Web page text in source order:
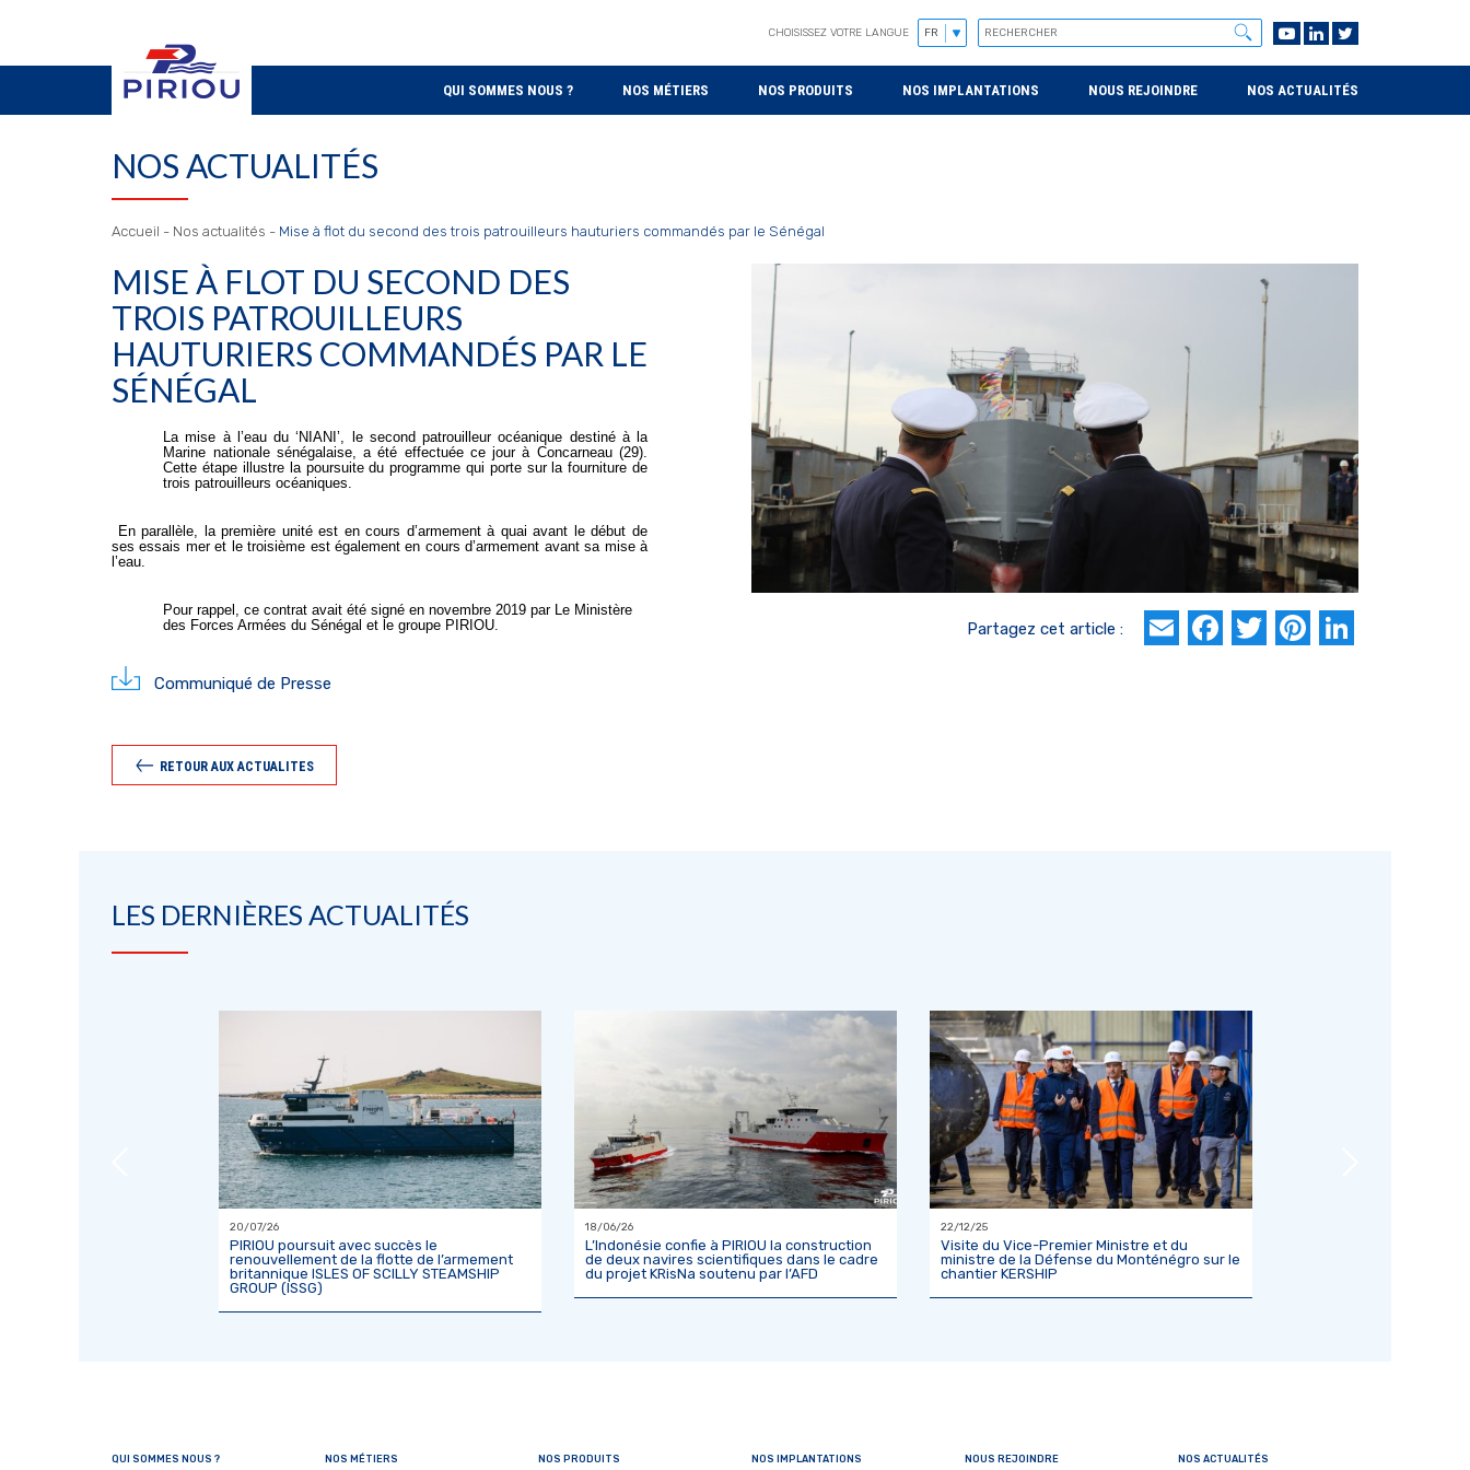
CHOISISSEZ VOTRE LANGUE
QUI SOMMES NOUS ? NOS MÉTIERS NOS PRODUITS NOS IMPLANTATIONS NOUS REJOINDRE NOS ACTUALITÉS
NOS ACTUALITÉS
Accueil - Nos actualités - Mise à flot du second des trois patrouilleurs hauturiers commandés par le Sénégal
Partagez cet article : EmailFacebook
TwitterPinterest
MISE À FLOT DU SECOND DES
TROIS PATROUILLEURS
HAUTURIERS COMMANDÉS PAR LE
SÉNÉGAL
La mise à l’eau du ‘NIANI’, le second patrouilleur océanique destiné à la
Marine nationale sénégalaise, a été effectuée ce jour à Concarneau (29).
Cette étape illustre la poursuite du programme qui porte sur la fourniture de
trois patrouilleurs océaniques.
En parallèle, la première unité est en cours d’armement à quai avant le début de
ses essais mer et le troisième est également en cours d’armement avant sa mise à
l’eau.
Pour rappel, ce contrat avait été signé en novembre 2019 par Le Ministère
des Forces Armées du Sénégal et le groupe PIRIOU.
Communiqué de Presse
RETOUR AUX ACTUALITES
LES DERNIÈRES ACTUALITÉS
20/07/26
PIRIOU poursuit avec succès le
renouvellement de la flotte de l’armement
britannique ISLES OF SCILLY STEAMSHIP
GROUP (ISSG)
18/06/26
L’Indonésie confie à PIRIOU la construction
de deux navires scientifiques dans le cadre
du projet KRisNa soutenu par l’AFD
22/12/25
Visite du Vice-Premier Ministre et du
ministre de la Défense du Monténégro sur le
chantier KERSHIP
QUI SOMMES NOUS ? NOS MÉTIERS NOS PRODUITS NOS IMPLANTATIONS NOUS REJOINDRE NOS ACTUALITÉS